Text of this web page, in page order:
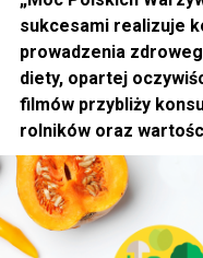
sukcesami realizuje
prowadzenia
diety, opartej
filmów przybliży
rolników oraz